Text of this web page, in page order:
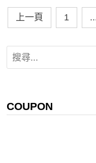
享
文
分
頁
上一頁 1
搜
尋
COUPON